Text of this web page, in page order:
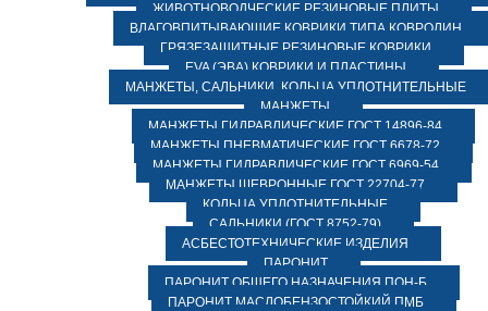
ЖИВОТНОВОДЧЕСКИЕ РЕЗИНОВЫЕ ПЛИТЫ
ВЛАГОВПИТЫВАЮЩИЕ КОВРИКИ ТИПА КОВРОЛИН
ГРЯЗЕЗАЩИТНЫЕ РЕЗИНОВЫЕ КОВРИКИ
EVA (ЭВА) КОВРИКИ И ПЛАСТИНЫ
МАНЖЕТЫ, САЛЬНИКИ, КОЛЬЦА УПЛОТНИТЕЛЬНЫЕ
МАНЖЕТЫ
МАНЖЕТЫ ГИДРАВЛИЧЕСКИЕ ГОСТ 14896-84
МАНЖЕТЫ ПНЕВМАТИЧЕСКИЕ ГОСТ 6678-72
МАНЖЕТЫ ГИДРАВЛИЧЕСКИЕ ГОСТ 6969-54
МАНЖЕТЫ ШЕВРОННЫЕ ГОСТ 22704-77
КОЛЬЦА УПЛОТНИТЕЛЬНЫЕ
САЛЬНИКИ (ГОСТ 8752-79)
АСБЕСТОТЕХНИЧЕСКИЕ ИЗДЕЛИЯ
ПАРОНИТ
ПАРОНИТ ОБЩЕГО НАЗНАЧЕНИЯ ПОН-Б
ПАРОНИТ МАСЛОБЕНЗОСТОЙКИЙ ПМБ